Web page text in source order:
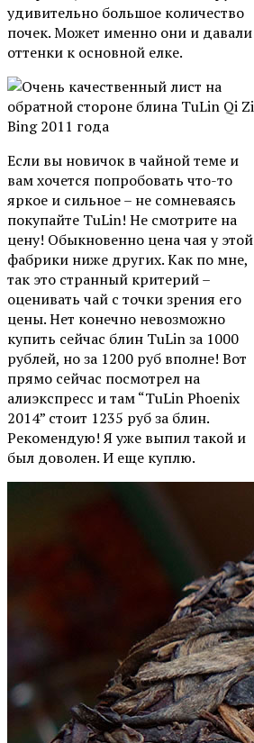
удивительно большое количество
почек. Может именно они и давали
оттенки к основной елке.
Если вы новичок в чайной теме и
вам хочется попробовать что-то
яркое и сильное – не сомневаясь
покупайте TuLin! Не смотрите на
цену! Обыкновенно цена чая у этой
фабрики ниже других. Как по мне,
так это странный критерий –
оценивать чай с точки зрения его
цены. Нет конечно невозможно
купить сейчас блин TuLin за 1000
рублей, но за 1200 руб вполне! Вот
прямо сейчас посмотрел на
алиэкспресс и там “TuLin Phoenix
2014” стоит 1235 руб за блин.
Рекомендую! Я уже выпил такой и
был доволен. И еще куплю.